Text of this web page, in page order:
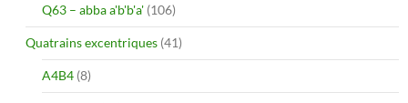
Q63 – abba a'b'b'a' (106)
Quatrains excentriques (41)
A4B4 (8)